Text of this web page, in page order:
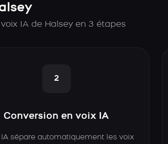
IA de Halsey en 3 étapes
2
Conversion en voix IA
IA sépare automatiquement les voix